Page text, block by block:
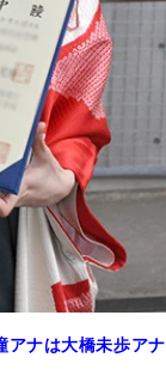
アナは大橋未歩アナ